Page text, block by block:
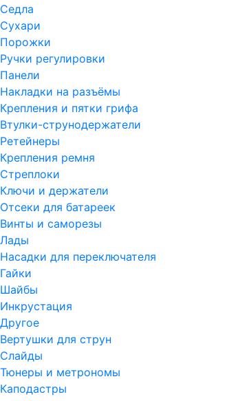
Седла
Сухари
Порожки
Ручки регулировки
Панели
Накладки на разъёмы
Крепления и пятки грифа
Втулки-струнодержатели
Ретейнеры
Крепления ремня
Стреплоки
Ключи и держатели
Отсеки для батареек
Винты и саморезы
Лады
Насадки для переключателя
Гайки
Шайбы
Инкрустация
Другое
Вертушки для струн
Слайды
Тюнеры и метрономы
Каподастры